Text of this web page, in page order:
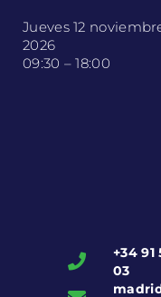
Jueves 12
2026
09:30 – 18:00
+34 91
03